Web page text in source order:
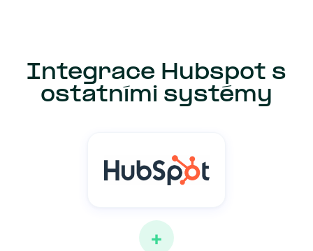
Integrace Hubspot s
ostatními systémy
+